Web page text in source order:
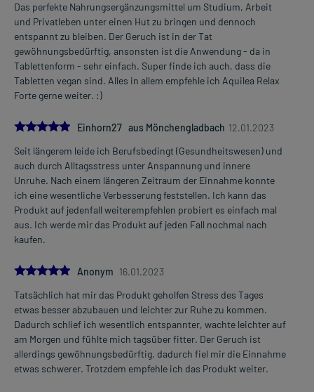
Das perfekte Nahrungsergänzungsmittel um Studium, Arbeit
und Privatleben unter einen Hut zu bringen und dennoch
entspannt zu bleiben. Der Geruch ist in der Tat
gewöhnungsbedürftig, ansonsten ist die Anwendung - da in
Tablettenform - sehr einfach. Super finde ich auch, dass die
Tabletten vegan sind. Alles in allem empfehle ich Aquilea Relax
Forte gerne weiter. :)
5.0
Einhorn27 aus Mönchengladbach 12.01.2023
Seit längerem leide ich Berufsbedingt (Gesundheitswesen) und
auch durch Alltagsstress unter Anspannung und innere
Unruhe. Nach einem längeren Zeitraum der Einnahme konnte
ich eine wesentliche Verbesserung feststellen. Ich kann das
Produkt auf jedenfall weiterempfehlen probiert es einfach mal
aus. Ich werde mir das Produkt auf jeden Fall nochmal nach
kaufen.
5.0Anonym 16.01.2023
Tatsächlich hat mir das Produkt geholfen Stress des Tages
etwas besser abzubauen und leichter zur Ruhe zu kommen.
Dadurch schlief ich wesentlich entspannter, wachte leichter auf
am Morgen und fühlte mich tagsüber fitter. Der Geruch ist
allerdings gewöhnungsbedürftig, dadurch fiel mir die Einnahme
etwas schwerer. Trotzdem empfehle ich das Produkt weiter.